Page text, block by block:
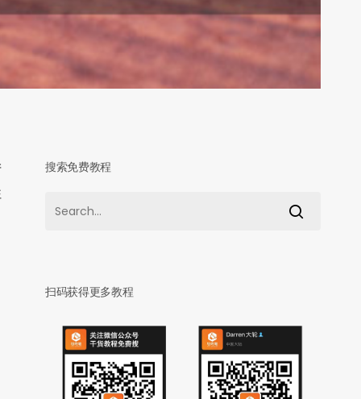
搜索免费教程
扫码获得更多教程